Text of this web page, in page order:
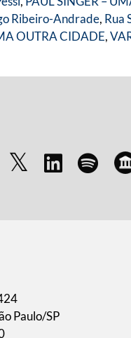
Ribeiro-Andrade, Rua
OUTRA CIDADE,
Paulo/SP